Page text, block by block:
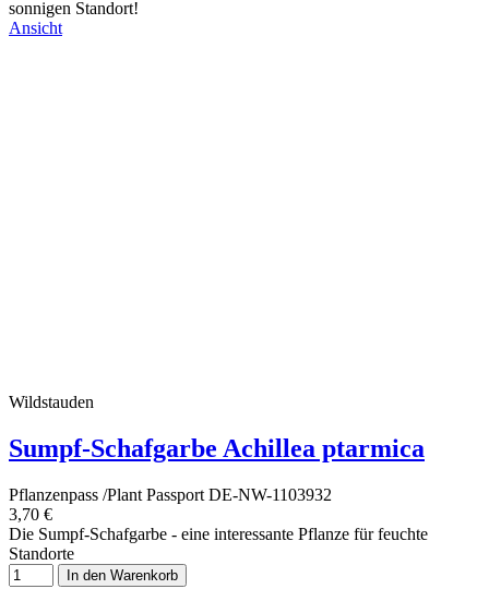
sonnigen Standort!
Ansicht
Wildstauden
Sumpf-Schafgarbe Achillea ptarmica
Pflanzenpass /Plant Passport DE-NW-1103932
3,70 €
Die Sumpf-Schafgarbe - eine interessante Pflanze für feuchte
Standorte
In den Warenkorb